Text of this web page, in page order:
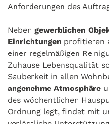
Anforderungen des
Neben gewerblichen
Einrichtungen profitieren
einer regelmäßigen
Zuhause Lebensqualität
Sauberkeit in allen
angenehme Atmosphäre
des wöchentlichen
Ordnung legt, findet mit